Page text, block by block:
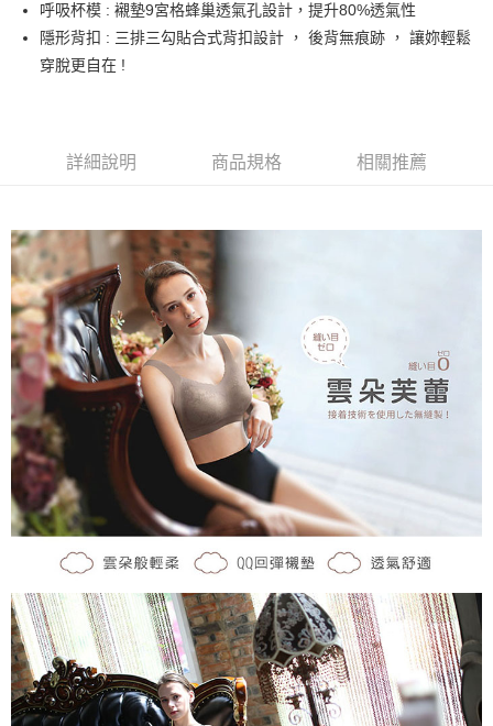
【關於「AFTEE先享後付」】
AFTEE先享後付是「在收到商品之後才付款」的支付方式。 讓您購物簡單
１．簡單：不需註冊會員、不需綁卡、不需儲值。
【「AFTEE先享後付」結帳流程】
１．於結帳方式選擇「AFTEE先享後付」後，將跳轉至「AFTEE先享後付」
３．收到繳費通知簡訊後14天內，點擊此簡訊中的連結，可透過四大超商／
ATM／網路銀行／等多元方式進行付款，方視為交易完成。
※ 請注意：結帳手續完成當下不需立刻繳費，但若您需要取消訂單，請聯絡
購買商品的店家。未經商家同意取消之訂單仍視為有效，需透過AFTEE先享
後付繳納相關費用。
※ 交易是否成功請以「AFTEE先享後付 」之結帳頁面顯示為準，若有關於
是否繳費成功／繳費後需取消欲退款等相關疑問，請聯繫「AFTEE先享後付
客戶支援中心」 https://netprotections.freshdesk.com/support/home
【注意事項】
１．透過由恩沛科技股份有限公司提供之「AFTEE先享後付」服務完成之交
易，需依本服務之必要範圍內提供個人資料，並將交易相關給付款項請求債
權轉讓予恩沛科技股份有限公司。
２．關於個人資料處理事宜，請瀏覽以下網址：
https://aftee.tw/terms/#terms3
３．未成年的使用者請事先徵得法定代理人或監護人之同意方可使用
「AFTEE先享後付」，若未經同意申辦者引起之損失，本公司不負相關責
時審查核予不同之上限額度；若仍有額度不足之情形，本公司將視審查結果
請求用戶進行身份認證。
５．嚴禁一人註冊多個帳號或使用他人資訊註冊。若發現惡意使用之情形，
恩沛科技股份有限公司將有權停止該用戶之使用額度並採取法律行動。
ATM付款
每筆NT$60，滿NT$490(含以上)免運費
7-11取貨付款
每筆NT$60，滿NT$490(含以上)免運費
付款後7-11取貨
每筆NT$60，滿NT$490(含以上)免運費
宅配
每筆NT$80，滿NT$490(含以上)免運費
離島宅配
每筆NT$80，滿NT$1,000(含以上)免運費
呼吸杯模 : 襯墊9宮格蜂巢透氣孔設計，提升80%透氣性
隱形背扣 : 三排三勾貼合式背扣設計 ， 後背無痕跡 ， 讓妳輕鬆
穿脫更自在 !
詳細說明 商品規格 相關推薦